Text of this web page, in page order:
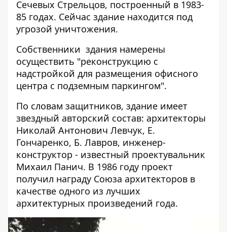
Сечевых Стрельцов, построенный в 1983-
85 годах. Сейчас здание находится под
угрозой уничтожения.
Собственники здания намерены
осуществить "реконструкцию с
надстройкой для размещения офисного
центра с подземным паркингом".
По словам защитников, здание имеет
звездный авторский состав: архитекторы
Николай Антонович Левчук, Е.
Гончаренко, Б. Лавров, инженер-
конструктор - известный проектувальник
Михаил Панич. В 1986 году проект
получил награду Союза архитекторов в
качестве одного из лучших
архитектурных произведений года.